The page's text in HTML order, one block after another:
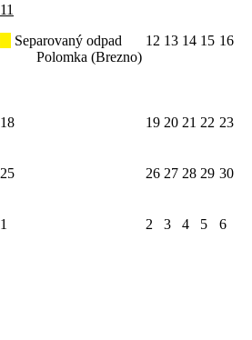
11
Separovaný odpad
Polomka (Brezno)
12 13 14 15 16
18 19 20 21 22 23
25 26 27 28 29 30
1 2 3 4 5 6